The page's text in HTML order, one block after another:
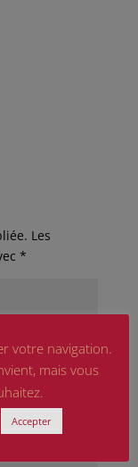
Les
*
votre navigation.
mais vous
Accepter